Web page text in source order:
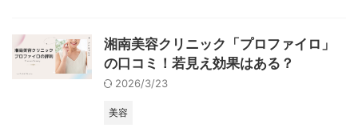
湘南美容クリニック「プロファイロ」
の口コミ！若見え効果はある？
2026/3/23
美容